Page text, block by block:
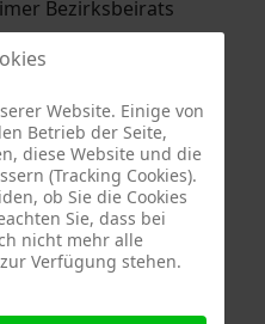
Bezirksbeirats
Arbeit und dassehr
den
und
berichtete Herr
Jahren
von
des
Website. Einige von
Betrieb der Seite,
diese Website und die
(Tracking Cookies).
ob Sie die Cookies
Sie, dass bei
nicht mehr alle
Verfügung stehen.